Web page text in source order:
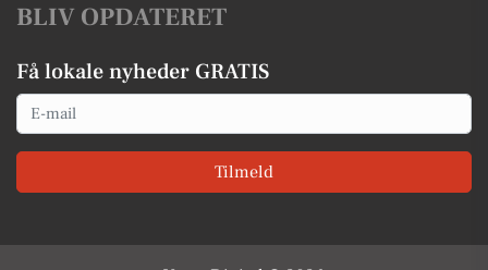
BLIV OPDATERET
Få lokale nyheder GRATIS
Email
Tilmeld